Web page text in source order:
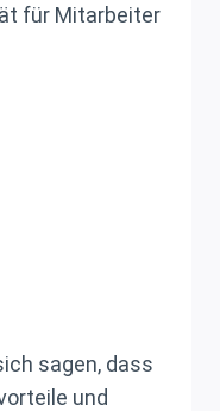
für Mitarbeiter
sagen, dass
und